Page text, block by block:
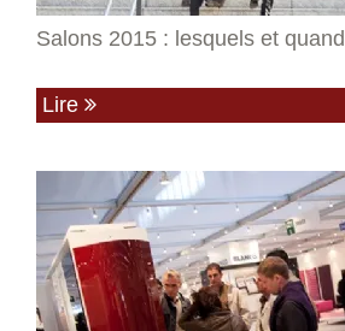
Salons 2015 : lesquels et quand
Lire